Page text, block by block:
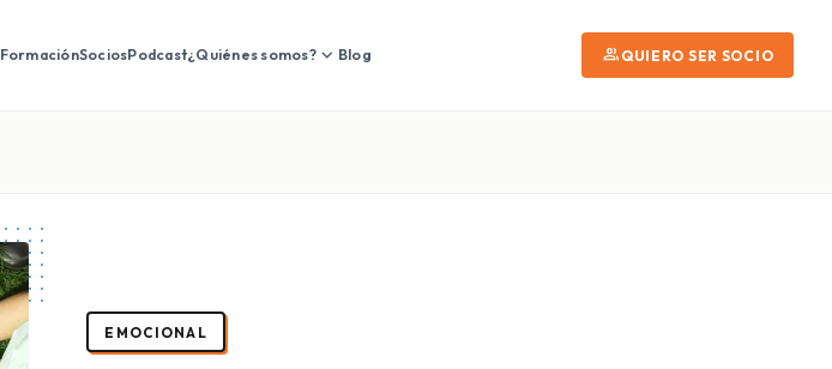
FormaciónSociosPodcast¿Quiénes somos?expand_more Blog group QUIERO SER SOCIO
EMOCIONAL